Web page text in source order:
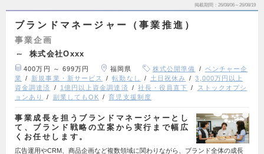
掲載期間 26/08/06～26/08/19
ブランドマネージャー（事業推進）
事業企画
株式会社Oxxx
400万円 ～ 699万円 福岡県 株式公開準備
ベンチャー企
業
新規事業・新サービス 転勤なし 土日祝休み
3,000万円以上
資金調達済
1億円以上資金調達済 社長・役員直下
ストックオプシ
ョンあり
副業してもOK 育児支援制度
事業成長を担うブランドマネージャーとし
て、ブランド戦略の立案から実行まで幅広
くお任せします。
広告運用やCRM、商品企画など複数領域に関わりながら、ブランド全体の成長